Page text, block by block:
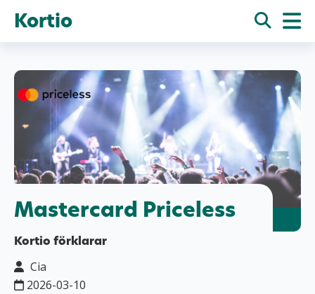
Kortio
Mastercard Priceless
Kortio förklarar
Cia
2026-03-10